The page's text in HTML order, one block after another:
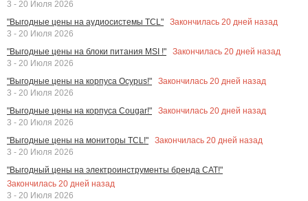
3 - 20 Июля 2026
"Выгодные цены на аудиосистемы TCL"
Закончилась 20 дней назад
3 - 20 Июля 2026
"Выгодные цены на блоки питания MSI !"
Закончилась 20 дней назад
3 - 20 Июля 2026
"Выгодные цены на корпуса Ocypus!"
Закончилась 20 дней назад
3 - 20 Июля 2026
"Выгодные цены на корпуса Cougar!"
Закончилась 20 дней назад
3 - 20 Июля 2026
"Выгодные цены на мониторы TCL!"
Закончилась 20 дней назад
3 - 20 Июля 2026
"Выгодный цены на электроинструменты бренда CAT!"
Закончилась 20 дней назад
3 - 20 Июля 2026